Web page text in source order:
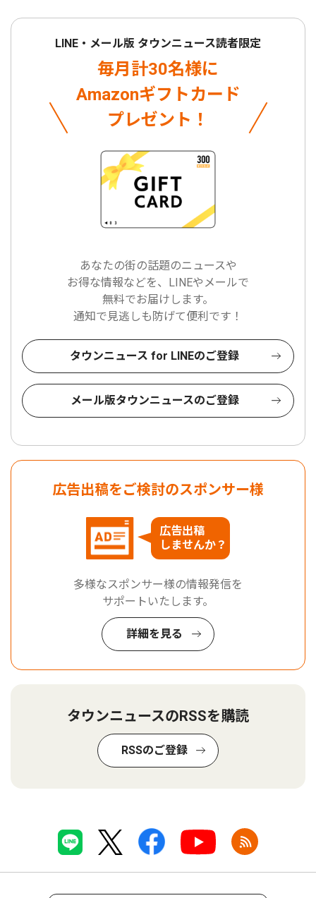
LINE・メール版 タウンニュース読者限定
毎月計30名様に
Amazonギフトカード
プレゼント！
あなたの街の話題のニュースや
お得な情報などを、LINEやメールで
無料でお届けします。
通知で見逃しも防げて便利です！
タウンニュース for LINEのご登録
メール版タウンニュースのご登録
広告出稿をご検討のスポンサー様
広告出稿
しませんか？
多様なスポンサー様の情報発信を
サポートいたします。
詳細を見る
タウンニュースのRSSを購読
RSSのご登録